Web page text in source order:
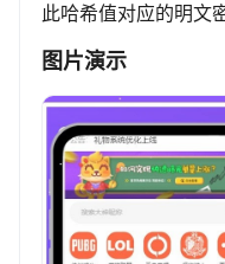
此哈希值对应的明文
图片演示